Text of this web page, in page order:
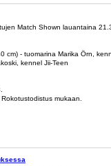
Match Shown lauantaina
cm) - tuomarina Marika Örn,
kennel Jii-Teen
mukaan.